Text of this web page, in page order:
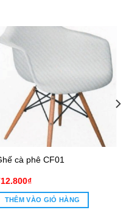
cà phê CF01
₫
THÊM VÀO GIỎ HÀNG